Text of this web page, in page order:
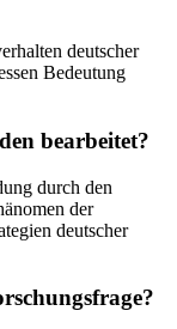
deutscher
Bedeutung
bearbeitet?
durch den
der
deutscher